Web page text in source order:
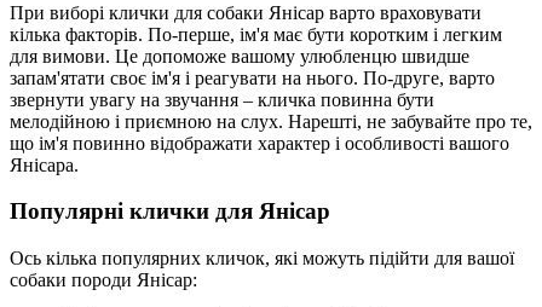
При виборі клички для собаки Янісар варто враховувати
кілька факторів. По-перше, ім'я має бути коротким і легким
для вимови. Це допоможе вашому улюбленцю швидше
запам'ятати своє ім'я і реагувати на нього. По-друге, варто
звернути увагу на звучання – кличка повинна бути
мелодійною і приємною на слух. Нарешті, не забувайте про те,
що ім'я повинно відображати характер і особливості вашого
Янісара.
Популярні клички для Янісар
Ось кілька популярних кличок, які можуть підійти для вашої
собаки породи Янісар: